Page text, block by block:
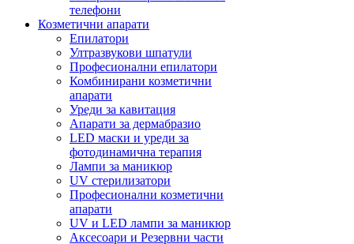
телефони
Козметични апарати
Епилатори
Ултразвукови шпатули
Професионални епилатори
Комбинирани козметични
апарати
Уреди за кавитация
Апарати за дермабразио
LED маски и уреди за
фотодинамична терапия
Лампи за маникюр
UV стерилизатори
Професионални козметични
апарати
UV и LED лампи за маникюр
Аксесоари и Резервни части